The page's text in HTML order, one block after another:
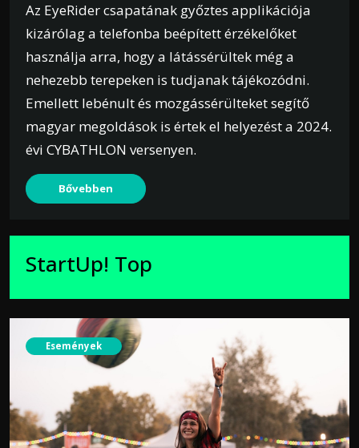
Az EyeRider csapatának győztes applikációja
kizárólag a telefonba beépített érzékelőket
használja arra, hogy a látássérültek még a
nehezebb terepeken is tudjanak tájékozódni.
Emellett lebénult és mozgássérülteket segítő
magyar megoldások is értek el helyezést a 2024.
évi CYBATHLON versenyen.
Bővebben
StartUp! Top
Események